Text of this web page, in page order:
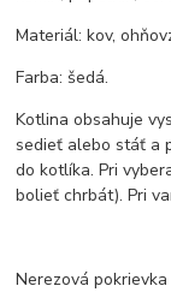
Materiál: kov,
Farba: šedá.
Kotlina obsahuje
sedieť alebo stáť a
do kotlíka. Pri
bolieť chrbát). Pri
Nerezová